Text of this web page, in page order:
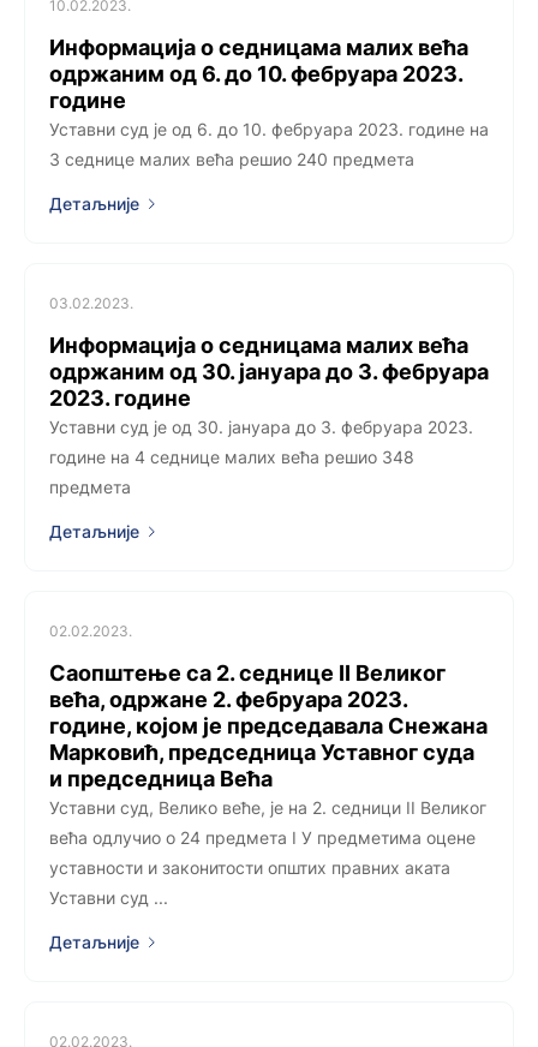
10.02.2023.
Информација о седницама малих већа
одржаним од 6. до 10. фебруара 2023.
године
Уставни суд је од 6. до 10. фебруара 2023. године на
3 седницe малих већа решио 240 предмета
Детаљније
03.02.2023.
Информација о седницама малих већа
одржаним од 30. јануара до 3. фебруара
2023. године
Уставни суд је од 30. јануара до 3. фебруара 2023.
године на 4 седницe малих већа решио 348
предмета
Детаљније
02.02.2023.
Саопштење са 2. седницe II Великог
већа, одржанe 2. фебруара 2023.
године, којoм је председавала Снежана
Марковић, председница Уставног суда
и председница Већа
Уставни суд, Велико веће, је на 2. седници II Великог
већа одлучио о 24 предмета I У предметима оцене
уставности и законитости општих правних аката
Уставни суд ...
Детаљније
02.02.2023.